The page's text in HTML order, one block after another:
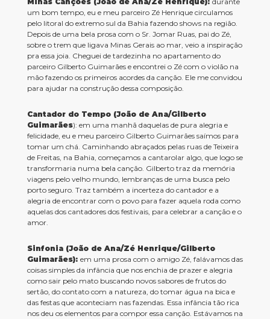
um bom tempo, eu e meu parceiro Zé Henrique circulamos
pelo litoral do extremo sul da Bahia fazendo shows na região.
Depois de uma bela prosa com o Sr. Jomar Ruas, pai do Zé,
sobre o trem que ligava Minas Gerais ao mar, veio a inspiração
pra essa joia. Cheguei de tardezinha no apartamento do
parceiro Gilberto Guimarães e encontrei o Zé com o violão na
mão fazendo os primeiros acordes da canção. Ele me convidou
para ajudar na construção dessa composição.
Cantador do Tempo (João de Ana/Gilberto
Guimarães): em uma manhã daquelas de pura alegria e
felicidade, eu e meu parceiro Gilberto Guimarães saímos para
tomar um chá. Caminhando abraçados pelas ruas de Teixeira
de Freitas, na Bahia, começamos a cantarolar algo, que logo se
transformaria numa bela canção. Gilberto traz da memória
viagens pelo velho mundo, lembranças de uma busca pelo
porto seguro. Traz também a incerteza do cantador e a
alegria de encontrar com o povo para fazer aquela roda como
aquelas dos cantadores dos festivais, para celebrar a canção e o
amor.
Sinfonia (João de Ana/Zé Henrique/Gilberto
Guimarães): em uma prosa com o amigo Zé, falávamos das
coisas simples da infância que nos enchia de prazer e alegria
como sair pelo mato buscando novos sabores de frutos do
sertão, do contato com a natureza, do tomar água na bica e
das festas que aconteciam nas fazendas. Essa infância tão rica
nos deu os elementos para compor essa canção. Estávamos na